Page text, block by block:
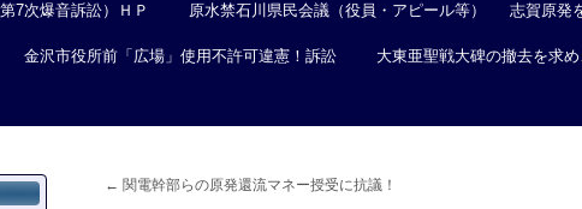
7次爆音訴訟）ＨＰ 原水禁石川県民会議（役員・アピール等） 志賀原発
金沢市役所前「広場」使用不許可違憲！訴訟 大東亜聖戦大碑の撤去を求
← 関電幹部らの原発還流マネー授受に抗議！